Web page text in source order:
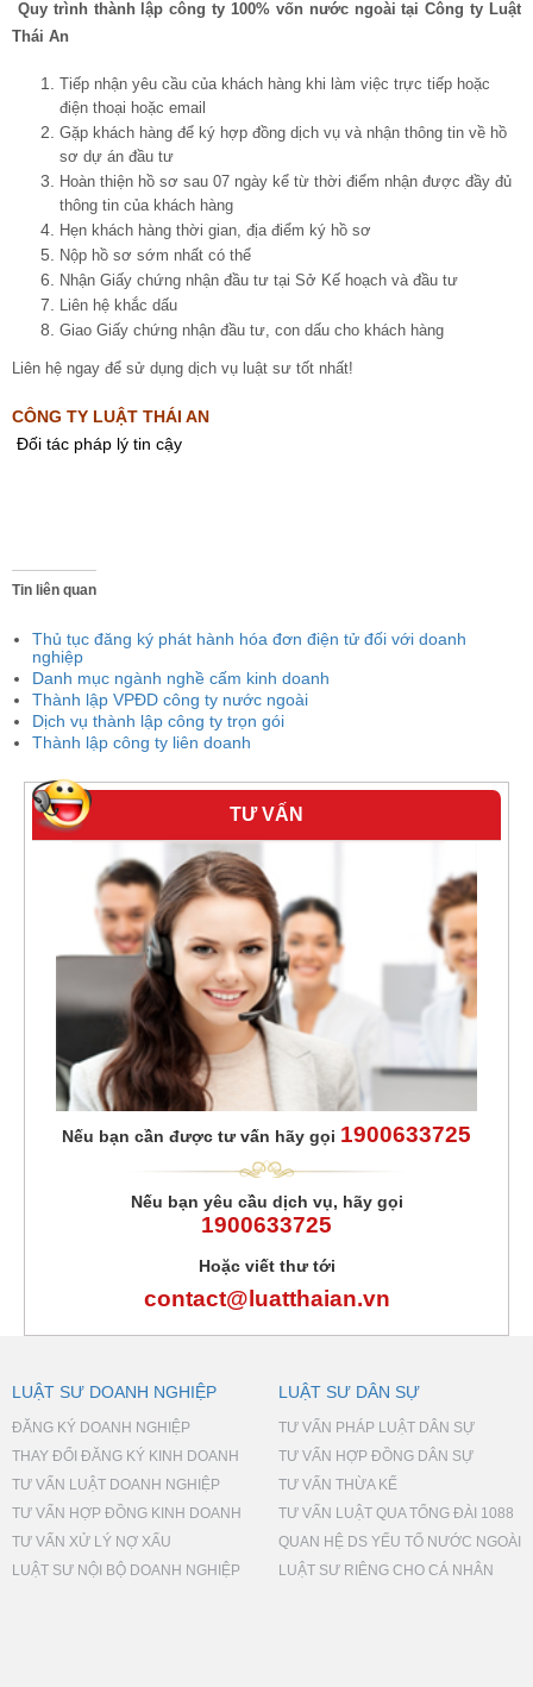
Quy trình thành lập công ty 100% vốn nước ngoài tại Công ty Luật
Thái An
Tiếp nhận yêu cầu của khách hàng khi làm việc trực tiếp hoặc
điện thoại hoặc email
Gặp khách hàng để ký hợp đồng dịch vụ và nhận thông tin về hồ
sơ dự án đầu tư
Hoàn thiện hồ sơ sau 07 ngày kể từ thời điểm nhận được đầy đủ
thông tin của khách hàng
Hẹn khách hàng thời gian, địa điểm ký hồ sơ
Nộp hồ sơ sớm nhất có thể
Nhận Giấy chứng nhận đầu tư tại Sở Kế hoạch và đầu tư
Liên hệ khắc dấu
Giao Giấy chứng nhận đầu tư, con dấu cho khách hàng
Liên hệ ngay để sử dụng dịch vụ luật sư tốt nhất!
CÔNG TY LUẬT THÁI AN
Đối tác pháp lý tin cậy
Tin liên quan
Thủ tục đăng ký phát hành hóa đơn điện tử đối với doanh
nghiệp
Danh mục ngành nghề cấm kinh doanh
Thành lập VPĐD công ty nước ngoài
Dịch vụ thành lập công ty trọn gói
Thành lập công ty liên doanh
TƯ VẤN
Nếu bạn cần được tư vấn hãy gọi 1900633725
Nếu bạn yêu cầu dịch vụ, hãy gọi
1900633725
Hoặc viết thư tới
contact@luatthaian.vn
LUẬT SƯ DOANH NGHIỆP
ĐĂNG KÝ DOANH NGHIỆP
THAY ĐỔI ĐĂNG KÝ KINH DOANH
TƯ VẤN LUẬT DOANH NGHIỆP
TƯ VẤN HỢP ĐỒNG KINH DOANH
TƯ VẤN XỬ LÝ NỢ XẤU
LUẬT SƯ NỘI BỘ DOANH NGHIỆP
LUẬT SƯ DÂN SỰ
TƯ VẤN PHÁP LUẬT DÂN SỰ
TƯ VẤN HỢP ĐỒNG DÂN SỰ
TƯ VẤN THỪA KẾ
TƯ VẤN LUẬT QUA TỔNG ĐÀI 1088
QUAN HỆ DS YẾU TỐ NƯỚC NGOÀI
LUẬT SƯ RIÊNG CHO CÁ NHÂN